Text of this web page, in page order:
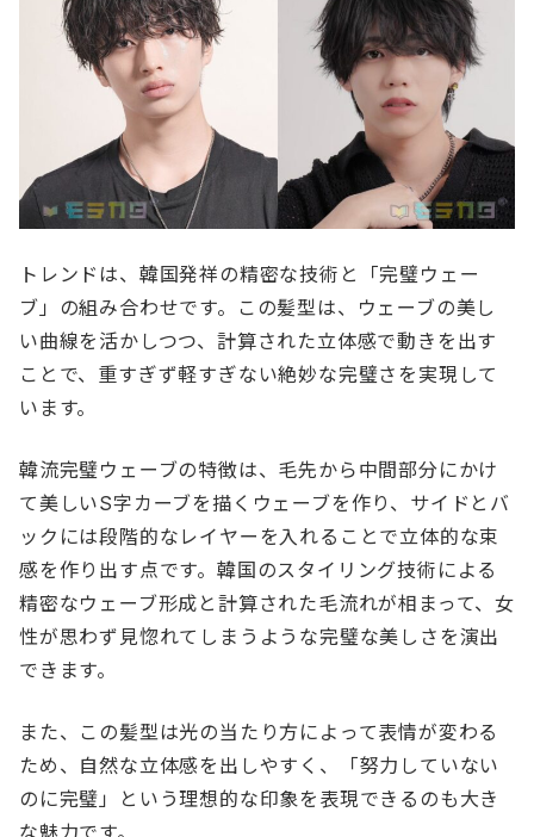
トレンドは、韓国発祥の精密な技術と「完璧ウェー
ブ」の組み合わせです。この髪型は、ウェーブの美し
い曲線を活かしつつ、計算された立体感で動きを出す
ことで、重すぎず軽すぎない絶妙な完璧さを実現して
います。
韓流完璧ウェーブの特徴は、毛先から中間部分にかけ
て美しいS字カーブを描くウェーブを作り、サイドとバ
ックには段階的なレイヤーを入れることで立体的な束
感を作り出す点です。韓国のスタイリング技術による
精密なウェーブ形成と計算された毛流れが相まって、女
性が思わず見惚れてしまうような完璧な美しさを演出
できます。
また、この髪型は光の当たり方によって表情が変わる
ため、自然な立体感を出しやすく、「努力していない
のに完璧」という理想的な印象を表現できるのも大き
な魅力です。